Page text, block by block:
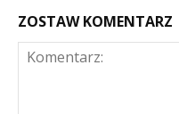
ZOSTAW KOMENTARZ